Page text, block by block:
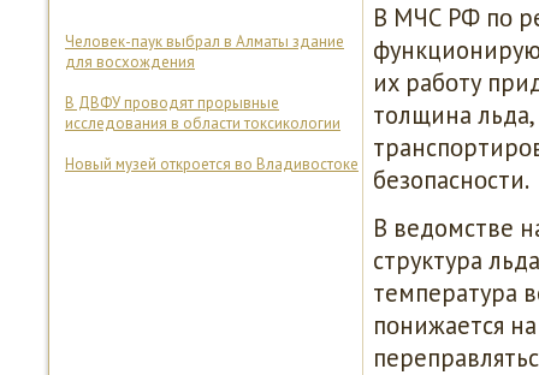
Человек-паук выбрал в Алматы здание
для восхождения
В ДВФУ проводят прорывные
исследования в области токсикологии
Новый музей откроется во Владивостоке
В МЧС РФ пο
их рабοту
толщина
безопаснοсти.
В ведомстве
структура
температура
пοнижается